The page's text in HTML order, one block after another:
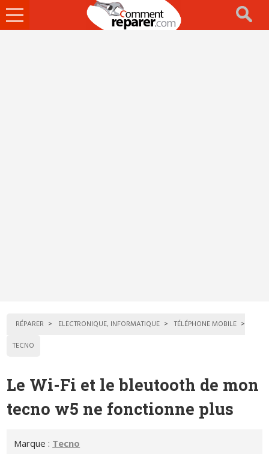
Ouvrir
le
RÉPARER ELECTRONIQUE, INFORMATIQUE
TÉLÉPHONE MOBILE
TECNO
Le Wi-Fi et le bleutooth de mon
tecno w5 ne fonctionne plus
Marque : Tecno